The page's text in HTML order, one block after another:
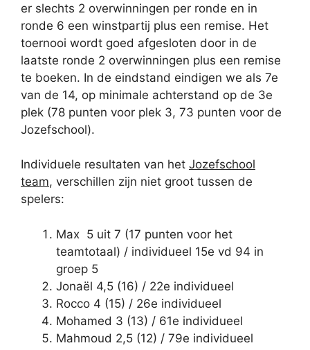
er slechts 2 overwinningen per ronde en in
ronde 6 een winstpartij plus een remise. Het
toernooi wordt goed afgesloten door in de
laatste ronde 2 overwinningen plus een remise
te boeken. In de eindstand eindigen we als 7e
van de 14, op minimale achterstand op de 3e
plek (78 punten voor plek 3, 73 punten voor de
Jozefschool).
Individuele resultaten van het Jozefschool
team, verschillen zijn niet groot tussen de
spelers:
Max 5 uit 7 (17 punten voor het
teamtotaal) / individueel 15e vd 94 in
groep 5
Jonaël 4,5 (16) / 22e individueel
Rocco 4 (15) / 26e individueel
Mohamed 3 (13) / 61e individueel
Mahmoud 2,5 (12) / 79e individueel